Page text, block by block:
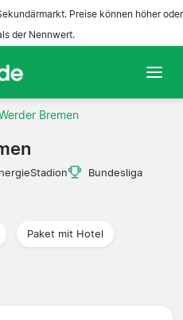
Preise können höher oder
der Nennwert.
Bremen
Bundesliga
Paket mit Hotel